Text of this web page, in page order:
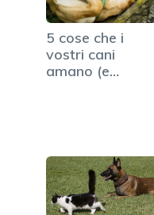
5 cose che i
vostri cani
amano (e